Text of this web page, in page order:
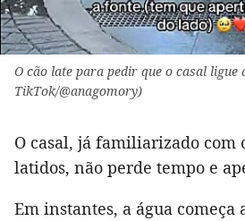
O cão late para pedir que o casal ligue
TikTok/@anagomory)
O casal, já familiarizado com
latidos, não perde tempo e
Em instantes, a água começa